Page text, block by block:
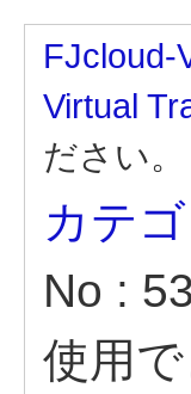
FJcloud-
Virtual
ださい。
カテ
No :
使用